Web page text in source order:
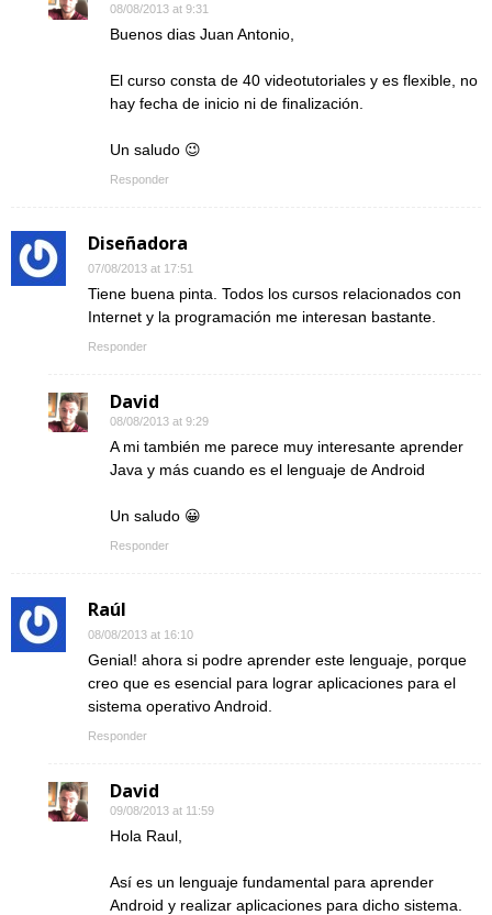
08/08/2013 at 9:31
Buenos dias Juan Antonio,
El curso consta de 40 videotutoriales y es flexible, no
hay fecha de inicio ni de finalización.
Un saludo 😉
Responder
Diseñadora
07/08/2013 at 17:51
Tiene buena pinta. Todos los cursos relacionados con
Internet y la programación me interesan bastante.
Responder
David
08/08/2013 at 9:29
A mi también me parece muy interesante aprender
Java y más cuando es el lenguaje de Android
Un saludo 😀
Responder
Raúl
08/08/2013 at 16:10
Genial! ahora si podre aprender este lenguaje, porque
creo que es esencial para lograr aplicaciones para el
sistema operativo Android.
Responder
David
09/08/2013 at 11:59
Hola Raul,
Así es un lenguaje fundamental para aprender
Android y realizar aplicaciones para dicho sistema.